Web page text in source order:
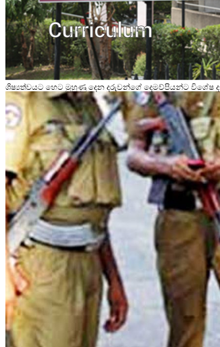
ශිෂ්‍යත්වයට හෙට මුහුණු දෙන දරුවන්ගේ දෙමව්පියන්ට විශේෂ